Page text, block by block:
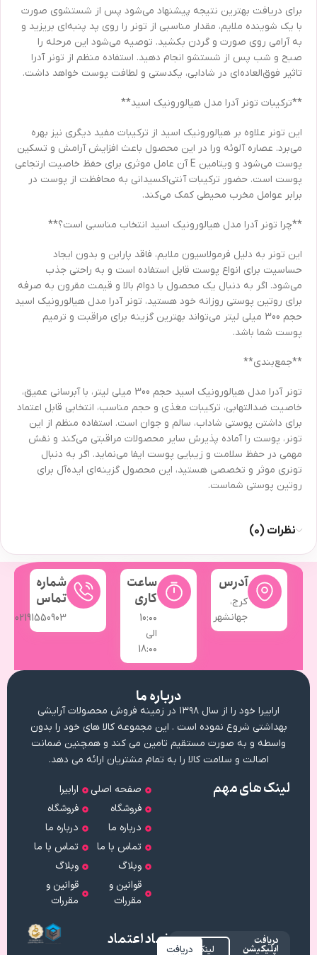
برای دریافت بهترین نتیجه پیشنهاد می‌شود پس از شستشوی صورت
با یک شوینده ملایم، مقدار مناسبی از تونر را روی پد پنبه‌ای بریزید و
به آرامی روی صورت و گردن بکشید. توصیه می‌شود این مرحله را
صبح و شب پس از شستشو انجام دهید. استفاده منظم از تونر آدرا
تاثیر فوق‌العاده‌ای در شادابی، یکدستی و لطافت پوست خواهد داشت.
**ترکیبات تونر آدرا مدل هیالورونیک اسید**
این تونر علاوه بر هیالورونیک اسید از ترکیبات مفید دیگری نیز بهره
می‌برد. عصاره آلوئه ورا در این محصول باعث افزایش آرامش و تسکین
پوست می‌شود و ویتامین E آن عامل موثری برای حفظ خاصیت ارتجاعی
پوست است. حضور ترکیبات آنتی‌اکسیدانی به محافظت از پوست در
برابر عوامل مخرب محیطی کمک می‌کند.
**چرا تونر آدرا مدل هیالورونیک اسید انتخاب مناسبی است؟**
این تونر به دلیل فرمولاسیون ملایم، فاقد پارابن و بدون ایجاد
حساسیت برای انواع پوست قابل استفاده است و به راحتی جذب
می‌شود. اگر به دنبال یک محصول با دوام بالا و قیمت مقرون به صرفه
برای روتین پوستی روزانه خود هستید، تونر آدرا مدل هیالورونیک اسید
حجم 300 میلی لیتر می‌تواند بهترین گزینه برای مراقبت و ترمیم
پوست شما باشد.
**جمع‌بندی**
تونر آدرا مدل هیالورونیک اسید حجم 300 میلی لیتر، با آبرسانی عمیق،
خاصیت ضدالتهابی، ترکیبات مغذی و حجم مناسب، انتخابی قابل اعتماد
برای داشتن پوستی شاداب، سالم و جوان است. استفاده منظم از این
تونر، پوست را آماده پذیرش سایر محصولات مراقبتی می‌کند و نقش
مهمی در حفظ سلامت و زیبایی پوست ایفا می‌نماید. اگر به دنبال
تونری موثر و تخصصی هستید، این محصول گزینه‌ای ایده‌آل برای
روتین پوستی شماست.
نظرات (0)
آدرس
کرج،
جهانشهر
ساعت
کاری
10:۰۰
الی
18:۰۰
شماره
تماس
02191550903
لینک های مهم
صفحه اصلی
فروشگاه
درباره ما
تماس با ما
وبلاگ
قوانین و
مقررات
ارابیرا
فروشگاه
درباره ما
تماس با ما
وبلاگ
قوانین و
مقررات
درباره ما
ارابیرا خود را از سال ۱۳۹۸ در زمینه فروش محصولات آرایشی
بهداشتی شروع نموده است . این مجموعه کالا های خود را بدون
واسطه و به صورت مستقیم تامین می کند و همچنین ضمانت
اصالت و سلامت کالا را به تمام مشتریان ارائه می دهد.
دریافت
اپلیکیشن لینک دریافتنماد اعتماد